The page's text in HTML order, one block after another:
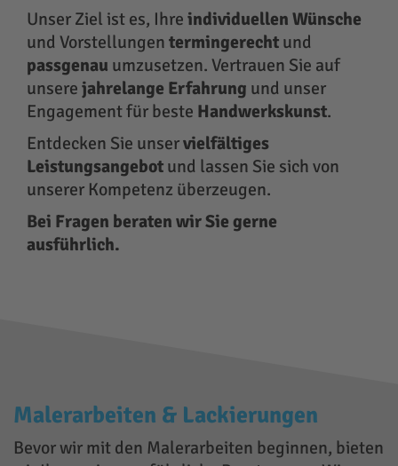
Unser Ziel ist es, Ihre individuellen Wünsche
und Vorstellungen termingerecht und
passgenau umzusetzen. Vertrauen Sie auf
unsere jahrelange Erfahrung und unser
Engagement für beste Handwerkskunst.
Entdecken Sie unservielfältiges
Leistungsangebot und lassen Sie sich von
unserer Kompetenz überzeugen.
Bei Fragen beraten wir Sie gerne
ausführlich.
Malerarbeiten & Lackierungen
Bevor wir mit den Malerarbeiten beginnen, bieten